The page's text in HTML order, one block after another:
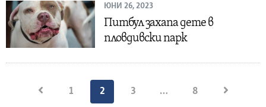
ЮНИ 26, 2023
Питбул захапа дете в
пловдивски парк
на
1 2 3 … 8